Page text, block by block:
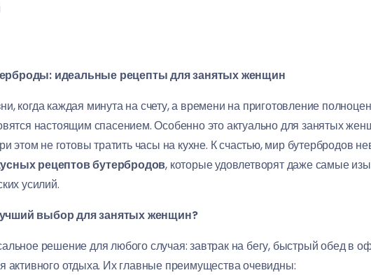
идеальные рецепты для занятых женщин
когда каждая минута на счету, а времени на приготовление
настоящим спасением. Особенно это актуально для занятых
этом не готовы тратить часы на кухне. К счастью, мир бутербродов
рецептов бутербродов, которые удовлетворят даже самые
усилий.
выбор для занятых женщин?
решение для любого случая: завтрак на бегу, быстрый обед в
активного отдыха. Их главные преимущества очевидны: